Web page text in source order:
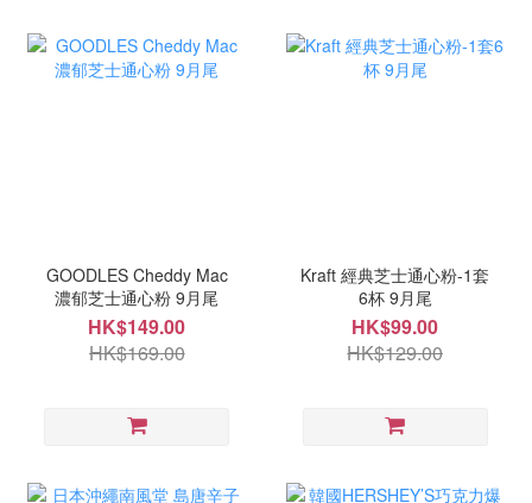
GOODLES Cheddy Mac
濃郁芝士通心粉 9月尾
HK$149.00
HK$169.00
Kraft 經典芝士通心粉-1套
6杯 9月尾
HK$99.00
HK$129.00